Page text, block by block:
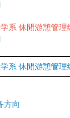
系 休閒游憩管理
系 休閒游憩管理
方向